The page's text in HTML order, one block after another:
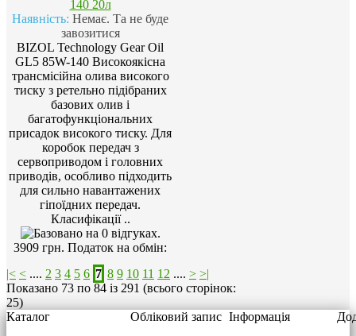
140 20л
Наявність: Немає. Та не буде
завозитися
BIZOL Technology Gear Oil
GL5 85W-140 Високоякісна
трансмісійна олива високого
тиску з ретельно підібраних
базових олив і
багатофункціональних
присадок високого тиску. Для
коробок передач з
сервоприводом і головних
приводів, особливо підходить
для сильно навантажених
гіпоїдних передач.
Класифікації ..
3909 грн. Податок на обмін:
|< < .... 2 3 4 5 6 7 8 9 10 11 12 .... > >|
Показано 73 по 84 із 291 (всього сторінок:
25)
Каталог
Обліковий запис Інформація